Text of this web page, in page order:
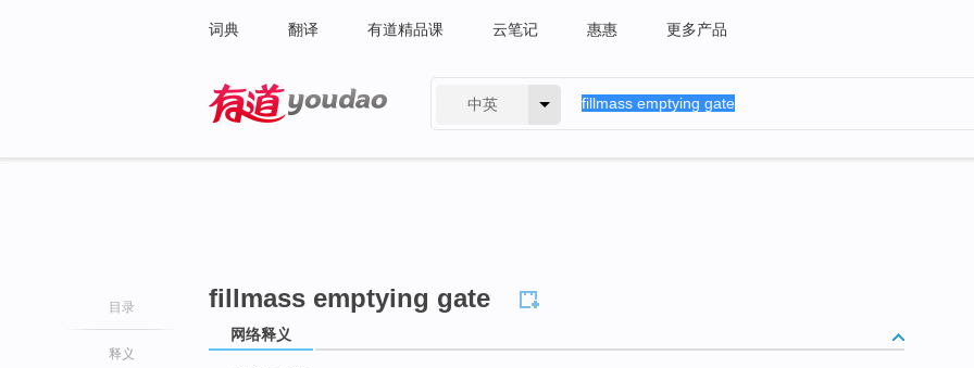
词典 翻译 有道精品课 云笔记 惠惠 更多产品
中英
目录
释义
fillmass emptying gate
网络释义